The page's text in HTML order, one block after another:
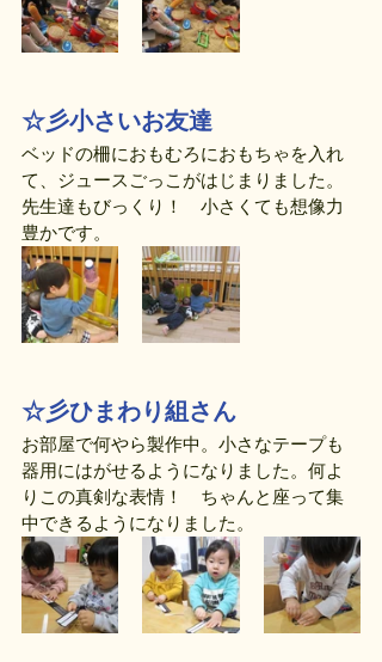
☆彡小さいお友達
ベッドの柵におもむろにおもちゃを入れ
て、ジュースごっこがはじまりました。
先生達もびっくり！　小さくても想像力
豊かです。
☆彡ひまわり組さん
お部屋で何やら製作中。小さなテープも
器用にはがせるようになりました。何よ
りこの真剣な表情！　ちゃんと座って集
中できるようになりました。